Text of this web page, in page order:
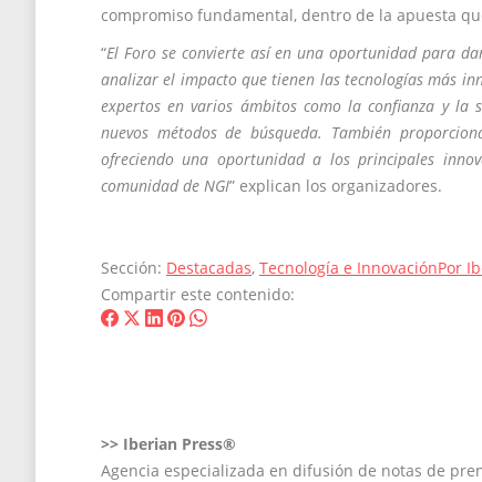
compromiso fundamental, dentro de la apuesta
“El Foro se convierte así en una oportunidad para
analizar el impacto que tienen las tecnologías más
expertos en varios ámbitos como la confianza y la
nuevos métodos de búsqueda. También
ofreciendo una oportunidad a los principales
comunidad de NGI” explican los organizadores.
Sección: Destacadas, Tecnología e InnovaciónPor
Compartir este contenido:
ShareShareShare
ShareShare
>> Iberian Press®
Agencia especializada en difusión de notas de